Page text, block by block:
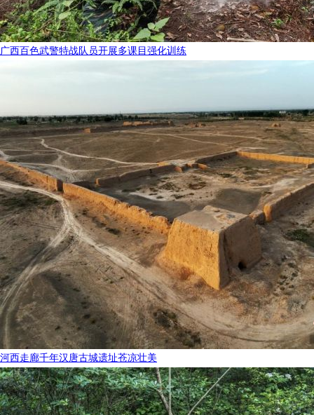
广西百色武警特战队员开展多课目强化训练
河西走廊千年汉唐古城遗址苍凉壮美